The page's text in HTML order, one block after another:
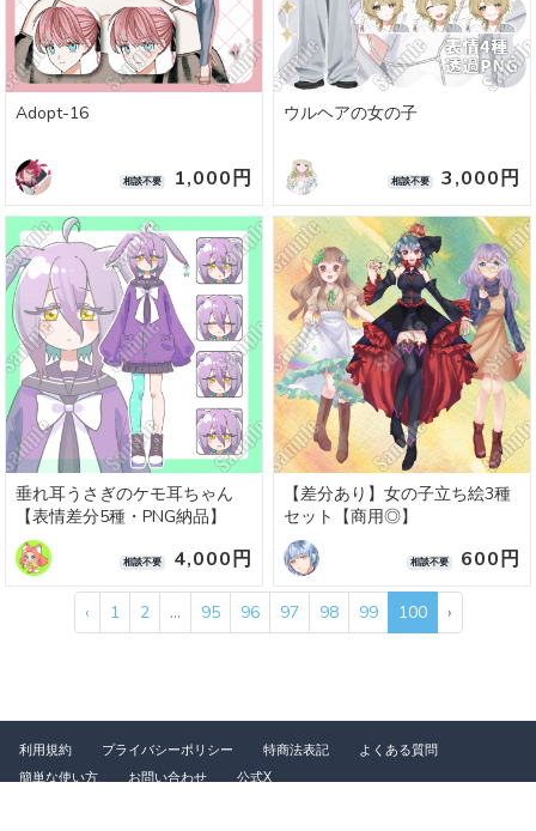
Adopt-16
相談不要 1,000円
ウルヘアの女の子
相談不要 3,000円
垂れ耳うさぎのケモ耳ちゃん
【表情差分5種・PNG納品】
相談不要 4,000円
【差分あり】女の子立ち絵3種
セット【商用◎】
相談不要 600円
‹ 1 2 ... 95 96 97 98 99 100 ›
利用規約 プライバシーポリシー 特商法表記
よくある質問
簡単な使い方
お問い合わせ 公式X